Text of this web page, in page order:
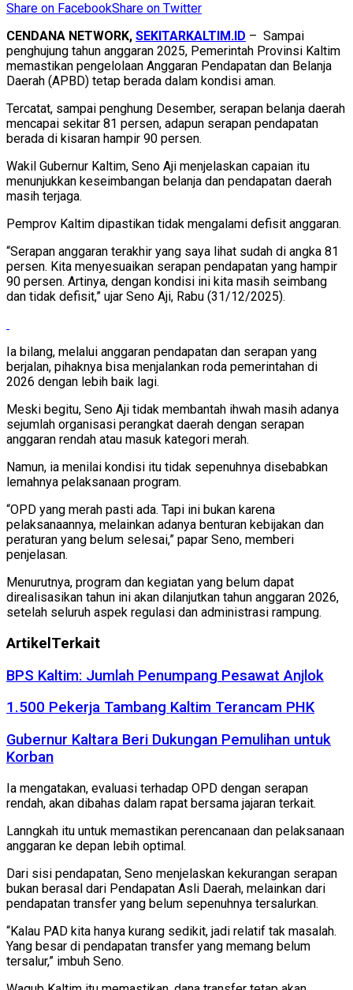
Share on FacebookShare on Twitter
CENDANA NETWORK, SEKITARKALTIM.ID – Sampai
penghujung tahun anggaran 2025, Pemerintah Provinsi Kaltim
memastikan pengelolaan Anggaran Pendapatan dan Belanja
Daerah (APBD) tetap berada dalam kondisi aman.
Tercatat, sampai penghung Desember, serapan belanja daerah
mencapai sekitar 81 persen, adapun serapan pendapatan
berada di kisaran hampir 90 persen.
Wakil Gubernur Kaltim, Seno Aji menjelaskan capaian itu
menunjukkan keseimbangan belanja dan pendapatan daerah
masih terjaga.
Pemprov Kaltim dipastikan tidak mengalami defisit anggaran.
“Serapan anggaran terakhir yang saya lihat sudah di angka 81
persen. Kita menyesuaikan serapan pendapatan yang hampir
90 persen. Artinya, dengan kondisi ini kita masih seimbang
dan tidak defisit,” ujar Seno Aji, Rabu (31/12/2025).
Ia bilang, melalui anggaran pendapatan dan serapan yang
berjalan, pihaknya bisa menjalankan roda pemerintahan di
2026 dengan lebih baik lagi.
Meski begitu, Seno Aji tidak membantah ihwah masih adanya
sejumlah organisasi perangkat daerah dengan serapan
anggaran rendah atau masuk kategori merah.
Namun, ia menilai kondisi itu tidak sepenuhnya disebabkan
lemahnya pelaksanaan program.
“OPD yang merah pasti ada. Tapi ini bukan karena
pelaksanaannya, melainkan adanya benturan kebijakan dan
peraturan yang belum selesai,” papar Seno, memberi
penjelasan.
Menurutnya, program dan kegiatan yang belum dapat
direalisasikan tahun ini akan dilanjutkan tahun anggaran 2026,
setelah seluruh aspek regulasi dan administrasi rampung.
Artikel Terkait
BPS Kaltim: Jumlah Penumpang Pesawat Anjlok
1.500 Pekerja Tambang Kaltim Terancam PHK
Gubernur Kaltara Beri Dukungan Pemulihan untuk
Korban
Ia mengatakan, evaluasi terhadap OPD dengan serapan
rendah, akan dibahas dalam rapat bersama jajaran terkait.
Lanngkah itu untuk memastikan perencanaan dan pelaksanaan
anggaran ke depan lebih optimal.
Dari sisi pendapatan, Seno menjelaskan kekurangan serapan
bukan berasal dari Pendapatan Asli Daerah, melainkan dari
pendapatan transfer yang belum sepenuhnya tersalurkan.
“Kalau PAD kita hanya kurang sedikit, jadi relatif tak masalah.
Yang besar di pendapatan transfer yang memang belum
tersalur,” imbuh Seno.